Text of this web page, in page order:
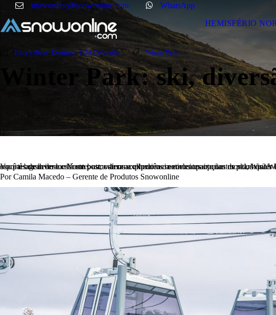
snowonline@snowonline.com WhatsApp
HEMISFÉRIO
Blog e dicas, Destinos, EUA Colorado Winter Park
Winter Park: ski,
Você é brasileiro e está em busca de uma experiência emocionante nas montanhas? Winter Park: ski, diversão e emoção em um só lugar. Com sua paisagem deslumbrante, atmosfera acolhedora e excelentes opções de ski, Winter Park se tornou um destino de
Por Camila Macedo – Gerente de Produtos Snowonline